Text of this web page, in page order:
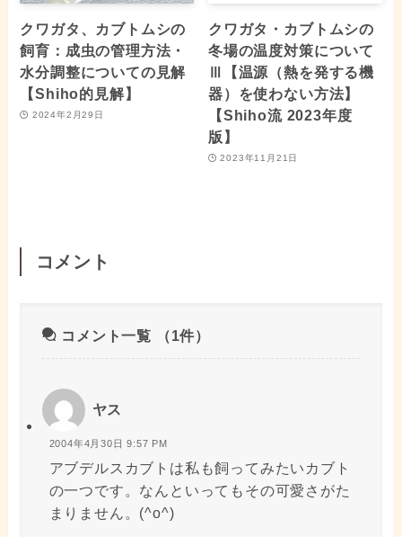
クワガタ、カブトムシの
飼育：成虫の管理方法・
水分調整についての見解
【Shiho的見解】
2024年2月29日
クワガタ・カブトムシの
冬場の温度対策について
Ⅲ【温源（熱を発する機
器）を使わない方法】
【Shiho流 2023年度
版】
2023年11月21日
コメント
コメント一覧 （1件）
ヤス
2004年4月30日 9:57 PM
アブデルスカブトは私も飼ってみたいカブト
の一つです。なんといってもその可愛さがた
まりません。(^o^)